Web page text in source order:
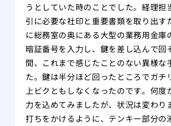
うとしていた時のことでした。経理担
引に必要な社印と重要書類を取り出す
に総務室の奥にある大型の業務用金庫
暗証番号を入力し、鍵を差し込んで回
間、これまで感じたことのない異様な
た。鍵は半分ほど回ったところでガチ
上ビクともしなくなったのです。何度
力を込めてみましたが、状況は変わり
打ちをかけるように、テンキー部分の